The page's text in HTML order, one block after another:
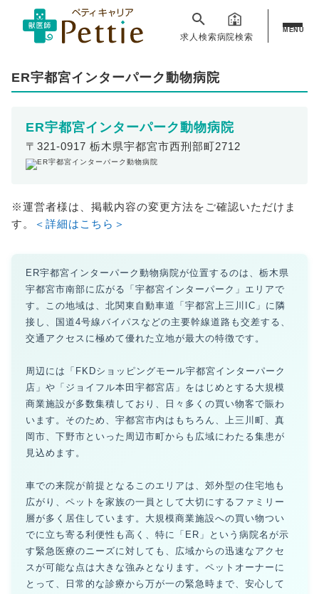
求人検索病院検索
MENU
ER宇都宮インターパーク動物病院
ER宇都宮インターパーク動物病院
〒321-0917 栃木県宇都宮市西刑部町2712
※運営者様は、掲載内容の変更方法をご確認いただけま
す。
＜詳細はこちら＞
ER宇都宮インターパーク動物病院が位置するのは、栃木県
宇都宮市南部に広がる「宇都宮インターパーク」エリアで
す。この地域は、北関東自動車道「宇都宮上三川IC」に隣
接し、国道4号線バイパスなどの主要幹線道路も交差する、
交通アクセスに極めて優れた立地が最大の特徴です。
周辺には「FKDショッピングモール宇都宮インターパーク
店」や「ジョイフル本田宇都宮店」をはじめとする大規模
商業施設が多数集積しており、日々多くの買い物客で賑わ
います。そのため、宇都宮市内はもちろん、上三川町、真
岡市、下野市といった周辺市町からも広域にわたる集患が
見込めます。
車での来院が前提となるこのエリアは、郊外型の住宅地も
広がり、ペットを家族の一員として大切にするファミリー
層が多く居住しています。大規模商業施設への買い物つい
でに立ち寄る利便性も高く、特に「ER」という病院名が示
す緊急医療のニーズに対しても、広域からの迅速なアクセ
スが可能な点は大きな強みとなります。ペットオーナーに
とって、日常的な診療から万が一の緊急時まで、安心して